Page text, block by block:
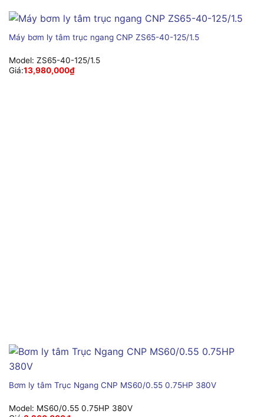
Máy bơm ly tâm trục ngang CNP ZS65-40-125/1.5
Model: ZS65-40-125/1.5
Giá:13,980,000₫
Bơm ly tâm Trục Ngang CNP MS60/0.55 0.75HP 380V
Model: MS60/0.55 0.75HP 380V